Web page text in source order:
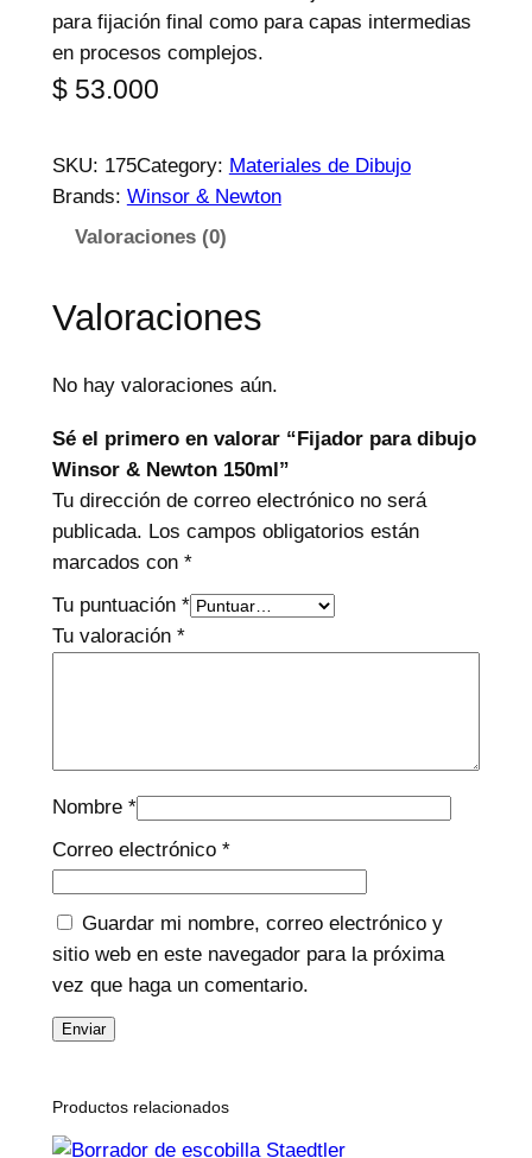
para fijación final como para capas intermedias
en procesos complejos.
$53.000
SKU: 175Category: Materiales de Dibujo
Brands: Winsor & Newton
Valoraciones (0)
Valoraciones
No hay valoraciones aún.
Sé el primero en valorar “Fijador para dibujo
Winsor & Newton 150ml”
Tu dirección de correo electrónico no será
publicada. Los campos obligatorios están
marcados con *
Tu puntuación *
Tu valoración *
Nombre *
Correo electrónico *
Guardar mi nombre, correo electrónico y
sitio web en este navegador para la próxima
vez que haga un comentario.
Productos relacionados